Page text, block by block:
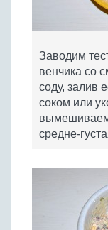
Заводим
венчика со
соду, залив
соком или
вымешиваем
средне-